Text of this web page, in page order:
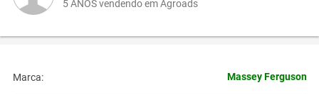
5 AÑOS vendendo em Agroads
Marca: Massey Ferguson